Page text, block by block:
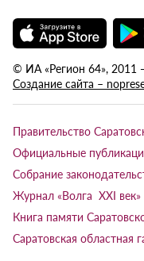
© ИА «Регион 64», 2011
Создание сайта –
Правительство
Официальные
Собрание
Журнал «Волга XXI век»
Книга памяти
Саратовская областная